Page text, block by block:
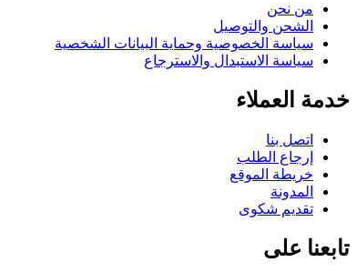
من نحن
الشحن والتوصيل
سياسة الخصوصية وحماية البيانات الشخصية
سياسة الاستبدال والاسترجاع
خدمة العملاء
اتصل بنا
إرجاع الطلب
خريطة الموقع
المدونة
تقديم شكوى
تابعنا على